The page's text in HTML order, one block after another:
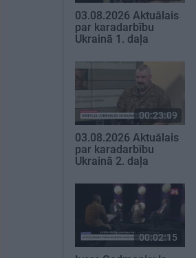
03.08.2026 Aktuālais
par karadarbību
Ukrainā 1. daļa
00:23:09
03.08.2026 Aktuālais
par karadarbību
Ukrainā 2. daļa
00:02:15